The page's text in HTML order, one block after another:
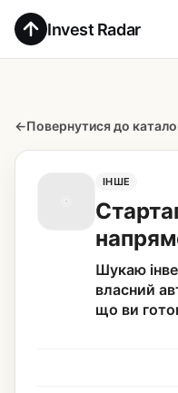
Invest Radar
←Повернутися до
ІНШЕ
Шукаю
власний
що ви